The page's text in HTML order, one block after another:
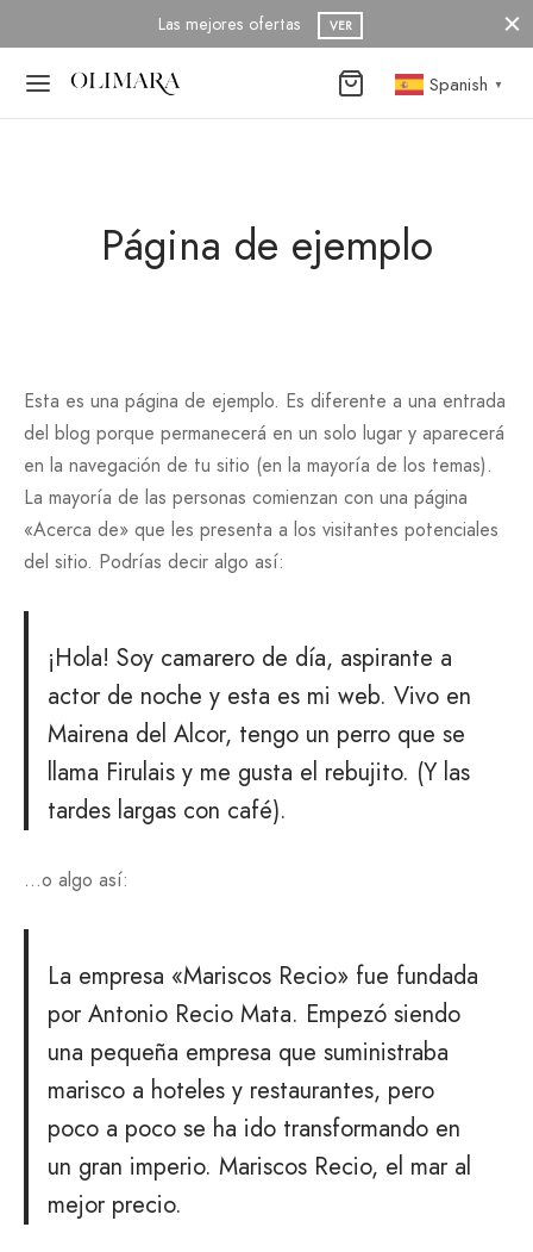
Las mejores ofertas VER
Spanish ▼
Página de ejemplo
Esta es una página de ejemplo. Es diferente a una entrada
del blog porque permanecerá en un solo lugar y aparecerá
en la navegación de tu sitio (en la mayoría de los temas).
La mayoría de las personas comienzan con una página
«Acerca de» que les presenta a los visitantes potenciales
del sitio. Podrías decir algo así:
¡Hola! Soy camarero de día, aspirante a
actor de noche y esta es mi web. Vivo en
Mairena del Alcor, tengo un perro que se
llama Firulais y me gusta el rebujito. (Y las
tardes largas con café).
…o algo así:
La empresa «Mariscos Recio» fue fundada
por Antonio Recio Mata. Empezó siendo
una pequeña empresa que suministraba
marisco a hoteles y restaurantes, pero
poco a poco se ha ido transformando en
un gran imperio. Mariscos Recio, el mar al
mejor precio.
VERANO
LARGO